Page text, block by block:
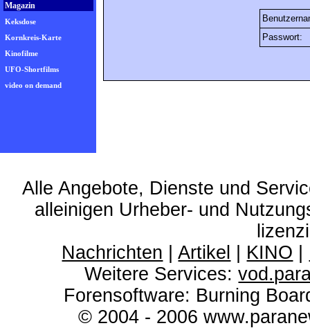
Magazin
Keksdose
Kornkreis-Karte
Kinofilme
UFO-Shortfilms
video on demand
Passwort:
Alle Angebote, Dienste und
alleinigen Urheber- und
Nachrichten |Artikel KINO
Weitere Services:
Forensoftware: Burning
© 2004 - 2006